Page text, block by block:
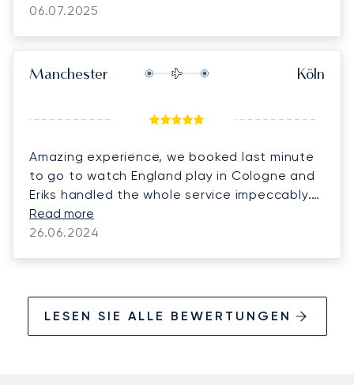
with you
06.07.2025
Manchester Köln
Amazing experience, we booked last minute
to go to watch England play in Cologne and
Eriks handled the whole service impeccably.
From the flight to the ground transportation.
Thank you Eriks we will continue to return to
Read more
26.06.2024
LESEN SIE ALLE BEWERTUNGEN